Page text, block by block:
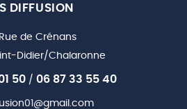
DIFFUSION
de Crénans
Didier/Chalaronne
50/ 06 87 33 55 40